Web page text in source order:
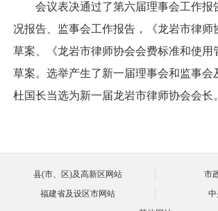
会议表决通过了第六届理事会工作报
况报告、监事会工作报告，《龙岩市律师
草案、《龙岩市律师协会会费标准和使用
草案。选举产生了新一届理事会和监事会
杜国长当选为新一届龙岩市律师协会会长。
县(市、区)及高新区网站
市
福建省及设区市网站